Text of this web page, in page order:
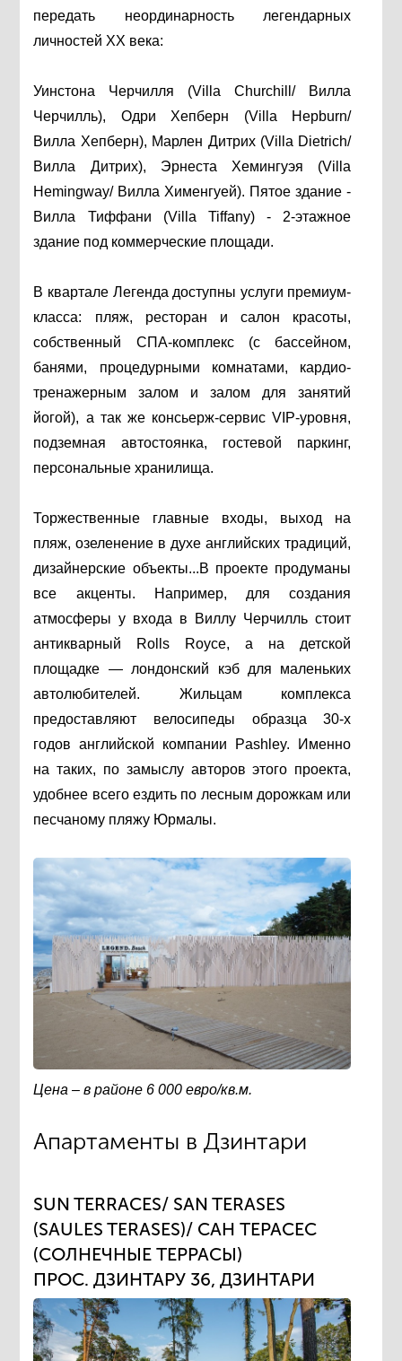
передать неординарность легендарных
личностей ХХ века:
Уинстона Черчилля (Villa Churchill/ Вилла
Черчилль), Одри Хепберн (Villa Hepburn/
Вилла Хепберн), Марлен Дитрих (Villa Dietrich/
Вилла Дитрих), Эрнеста Хемингуэя (Villa
Hemingway/ Вилла Хименгуей). Пятое здание -
Вилла Тиффани (Villa Tiffany) - 2-этажное
здание под коммерческие площади.
В квартале Легенда доступны услуги премиум-
класса: пляж, ресторан и салон красоты,
собственный СПА-комплекс (с бассейном,
банями, процедурными комнатами, кардио-
тренажерным залом и залом для занятий
йогой), а так же консьерж-сервис VIP-уровня,
подземная автостоянка, гостевой паркинг,
персональные хранилища.
Торжественные главные входы, выход на
пляж, озеленение в духе английских традиций,
дизайнерские объекты...В проекте продуманы
все акценты. Например, для создания
атмосферы у входа в Виллу Черчилль стоит
антикварный Rolls Royce, а на детской
площадке — лондонский кэб для маленьких
автолюбителей. Жильцам комплекса
предоставляют велосипеды образца 30-х
годов английской компании Pashley. Именно
на таких, по замыслу авторов этого проекта,
удобнее всего ездить по лесным дорожкам или
песчаному пляжу Юрмалы.
Цена – в районе 6 000 евро/кв.м.
Апартаменты в Дзинтари
SUN TERRACES/ SAN TERASES
(SAULES TERASES)/ САН ТЕРАСЕС
(СОЛНЕЧНЫЕ ТЕРРАСЫ)
ПРОС. ДЗИНТАРУ 36, ДЗИНТАРИ